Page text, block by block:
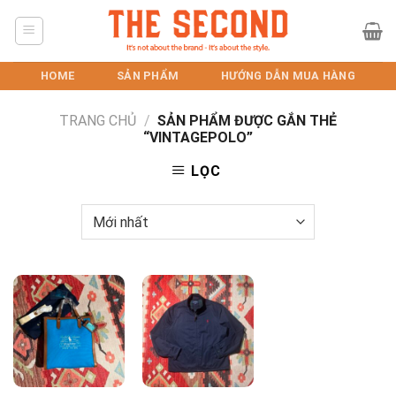
HOME SẢN PHẨM HƯỚNG DẪN MUA HÀNG
TRANG CHỦ / SẢN PHẨM ĐƯỢC GẮN THẺ
“VINTAGEPOLO”
LỌC